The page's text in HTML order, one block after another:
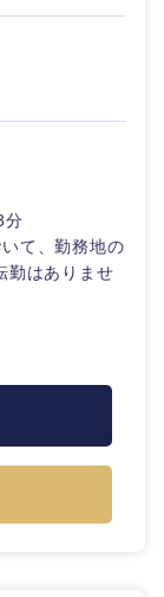
分
て、勤務地の
勤はありませ